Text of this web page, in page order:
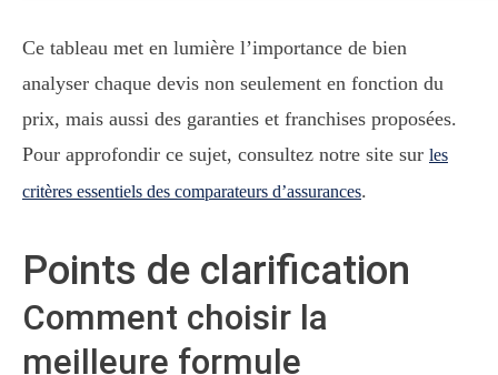
Ce tableau met en lumière l’importance de bien
analyser chaque devis non seulement en fonction du
prix, mais aussi des garanties et franchises proposées.
Pour approfondir ce sujet, consultez notre site sur les
critères essentiels des comparateurs d’assurances.
Points de clarification
Comment choisir la
meilleure formule